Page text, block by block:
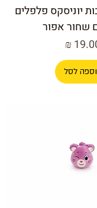
יוניסקס פלפלים
שחור אפור
לסל